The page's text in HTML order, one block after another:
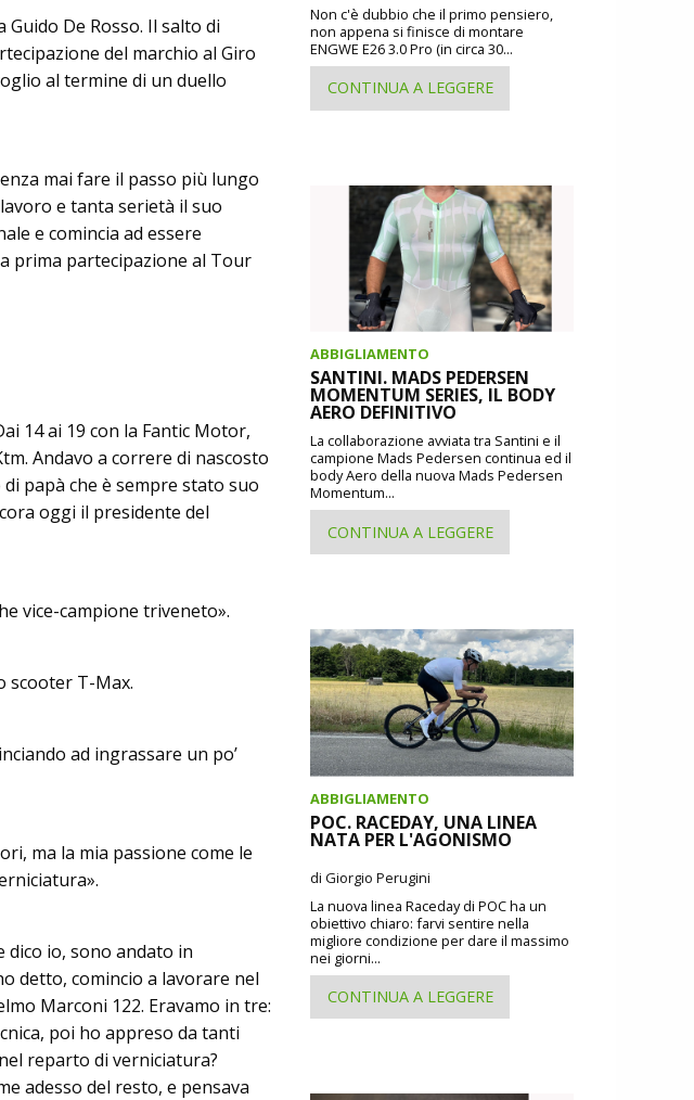
Guido De Rosso. Il salto di
del marchio al Giro
al termine di un duello
mai fare il passo più lungo
e tanta serietà il suo
e comincia ad essere
prima partecipazione al Tour
14 ai 19 con la Fantic Motor,
Andavo a correre di nascosto
papà che è sempre stato suo
oggi il presidente del
vice-campione triveneto».
scooter T-Max.
ad ingrassare un po’
ma la mia passione come le
dico io, sono an­dato in
detto, co­mincio a lavorare nel
Marconi 122. Eravamo in tre:
poi ho appreso da tanti
re­parto di verniciatura?
adesso del resto, e pensava
Non c'è dubbio che il primo pensiero,
non appena si finisce di montare
ENGWE E26 3.0 Pro (in circa 30...
CONTINUA A LEGGERE
ABBIGLIAMENTO
SANTINI. MADS PEDERSEN
MOMENTUM SERIES, IL BODY
AERO DEFINITIVO
La collaborazione avviata tra Santini e il
campione Mads Pedersen continua ed il
body Aero della nuova Mads Pedersen
Momentum...
CONTINUA A LEGGERE
ABBIGLIAMENTO
POC. RACEDAY, UNA LINEA
NATA PER L'AGONISMO
di Giorgio Perugini
La nuova linea Raceday di POC ha un
obiettivo chiaro: farvi sentire nella
migliore condizione per dare il massimo
nei giorni...
CONTINUA A LEGGERE